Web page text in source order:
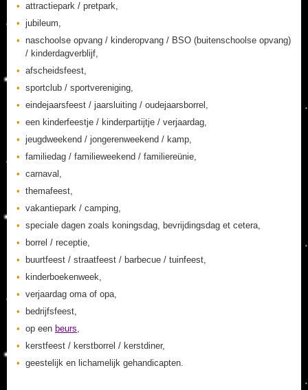
attractiepark / pretpark,
jubileum,
naschoolse opvang / kinderopvang / BSO (buitenschoolse opvang)
/ kinderdagverblijf,
afscheidsfeest,
sportclub / sportvereniging,
eindejaarsfeest / jaarsluiting / oudejaarsborrel,
een kinderfeestje / kinderpartijtje / verjaardag,
jeugdweekend / jongerenweekend / kamp,
familiedag / familieweekend / familiereünie,
carnaval,
themafeest,
vakantiepark / camping,
speciale dagen zoals koningsdag, bevrijdingsdag et cetera,
borrel / receptie,
buurtfeest / straatfeest / barbecue / tuinfeest,
kinderboekenweek,
verjaardag oma of opa,
bedrijfsfeest,
op een beurs,
kerstfeest / kerstborrel / kerstdiner,
geestelijk en lichamelijk gehandicapten.